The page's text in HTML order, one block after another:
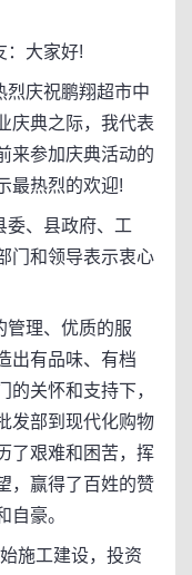
大家好!
庆祝鹏翔超市中
庆典之际，我代表
来参加庆典活动的
最热烈的欢迎!
、县政府、工
门和领导表示衷心
理、优质的服
出有品味、有档
的关怀和支持下，
发部到现代化购物
了艰难和困苦，挥
，赢得了百姓的赞
自豪。
施工建设，投资